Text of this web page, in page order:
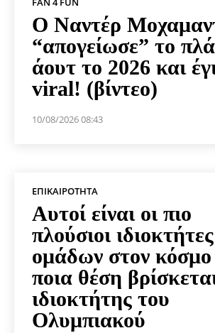
Ο Ναντέρ
“απογείωσε” το
άουτ το 2026 και
viral! (βίντεο)
10/08/2026 08:43
ΕΠΙΚΑΙΡΌΤΗΤΑ
Αυτοί είναι οι πιο
πλούσιοι ιδιοκτήτες
ομάδων στον
ποια θέση
ιδιοκτήτης του
Ολυμπιακού